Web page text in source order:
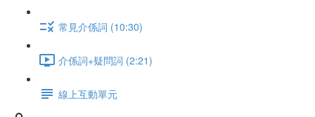
常見介係詞 (10:30)
介係詞+疑問詞 (2:21)
線上互動單元